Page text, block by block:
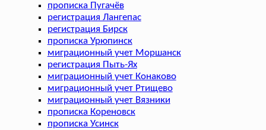
прописка Пугачёв
регистрация Лангепас
регистрация Бирск
прописка Урюпинск
миграционный учет Моршанск
регистрация Пыть-Ях
миграционный учет Конаково
миграционный учет Ртищево
миграционный учет Вязники
прописка Кореновск
прописка Усинск